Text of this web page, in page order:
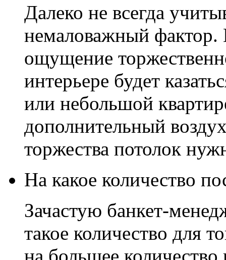
Далеко не всегда
немаловажный фактор.
ощущение
интерьере будет
или небольшой
дополнительный
торжества потолок
На какое количество
Зачастую банкет-
такое количество для
на большее